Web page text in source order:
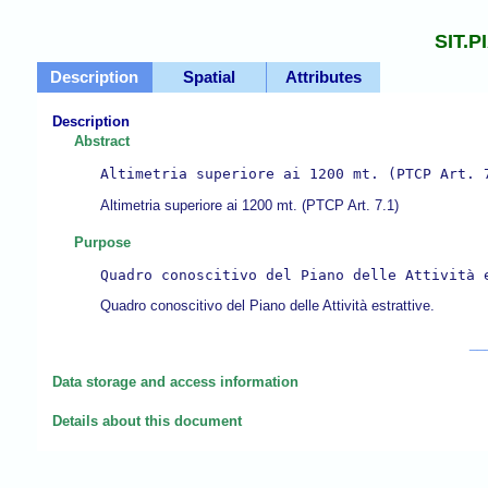
Description Spatial Attributes
Description
Abstract
Altimetria superiore ai 1200 mt. (PTCP Art.
Altimetria superiore ai 1200 mt. (PTCP Art. 7.1)
Purpose
Quadro conoscitivo del Piano delle
Quadro conoscitivo del Piano delle Attività estrattive.
Data storage and access information
Details about this document